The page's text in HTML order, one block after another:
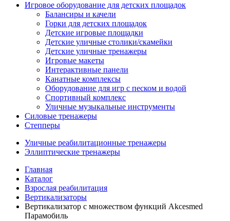
Игровое оборудование для детских площадок
Балансиры и качели
Горки для детских площадок
Детские игровые площадки
Детские уличные столики/скамейки
Детские уличные тренажеры
Игровые макеты
Интерактивные панели
Канатные комплексы
Оборудование для игр с песком и водой
Спортивный комплекс
Уличные музыкальные инструменты
Силовые тренажеры
Степперы
Уличные реабилитационные тренажеры
Эллиптические тренажеры
Главная
Каталог
Взрослая реабилитация
Вертикализаторы
Вертикализатор с множеством функций Akcesmed
Парамобиль